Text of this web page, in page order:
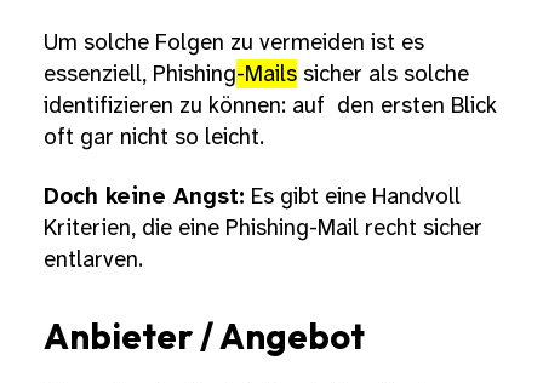
Um solche Folgen zu vermeiden ist es
essenziell, Phishing-Mails sicher als solche
identifizieren zu können: auf den ersten Blick
oft gar nicht so leicht.
Doch keine Angst: Es gibt eine Handvoll
Kriterien, die eine Phishing-Mail recht sicher
entlarven.
Anbieter / Angebot